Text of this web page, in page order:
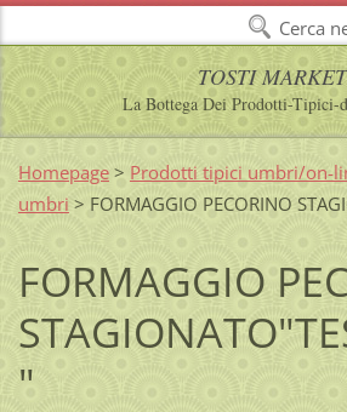
TOSTI MARKET
La Bottega Dei Prodotti-Tipici-
Homepage > Prodotti tipici umbri/on-
umbri > FORMAGGIO PECORINO
FORMAGGIO
"
Cerca